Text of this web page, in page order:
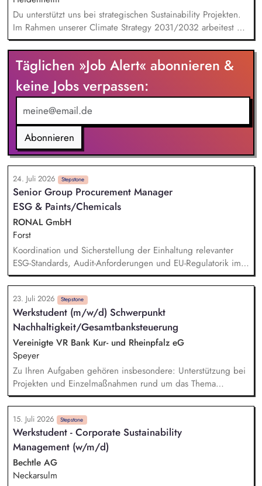
Du unterstützt uns bei strategischen Sustainability Projekten.
Im Rahmen unserer Climate Strategy 2031/2032 arbeitest Du
an möglichen CO2-Reduktionsmaßnahmen. Bei unserer Reise
auf dem Weg zur Corporate Sustainability Reporting-Directive
(CSRD) der EU erarbeitest Du KPI-Analysen und unterstützt
bei dem Facelift unseres Sustainability Reportings. Dabei
übernimmst Du konkret Verantwortung als Teilprojektleiter. Du
bist ein fester Teil des Teams bei unternehmensweiten
Initiativen wie dem UN Global Compact und arbeitest aktiv
an den Sustainable Development Goals der Vereinten
Nationen.
Täglichen »Job Alert« abonnieren &
keine Jobs verpassen:
Abonnieren
24. Juli 2026 Stepstone
Senior Group Procurement Manager
ESG & Paints/Chemicals
RONAL GmbH
Forst
Koordination und Sicherstellung der Einhaltung relevanter
ESG-Standards, Audit-Anforderungen und EU-Regulatorik im
Einkauf. Prüfung von Nachhaltigkeitsunterlagen, Zertifikaten
und Audit-Ergebnissen. Aufbau und Weiterentwicklung von
ESG-KPIs, Reportingstrukturen sowie Prozessen und
Systemen. Entwicklung und Umsetzung von Warengruppen-
und Lieferantenstrategien. Supply Chain Risikomanagement
inklusive Monitoring kritischer Rohstoffe, Kapazitäten,
Transportwege und Markttrends.
23. Juli 2026 Stepstone
Werkstudent (m/w/d) Schwerpunkt
Nachhaltigkeit/Gesamtbanksteuerung
Vereinigte VR Bank Kur- und Rheinpfalz eG
Speyer
Zu Ihren Aufgaben gehören insbesondere: Unterstützung bei
Projekten und Einzelmaßnahmen rund um das Thema
Nachhaltigkeit, Mitarbeit bei der Umsetzung regulatorischer
Nachhaltigkeitsanforderungen, Unterstützung bei der
Erstellung des Nachhaltigkeitsberichts sowie der Klimabilanz,
Recherche, Aufbereitung und Analyse aktueller
Nachhaltigkeitsthemen, Mitarbeit bei Aufgaben im ESG-
Risikomanagement, insbesondere bei fachlichen
Ausarbeitungen und Analysen, Unterstützung bei der
15. Juli 2026 Stepstone
Werkstudent - Corporate Sustainability
Management (w/m/d)
Bechtle AG
Neckarsulm